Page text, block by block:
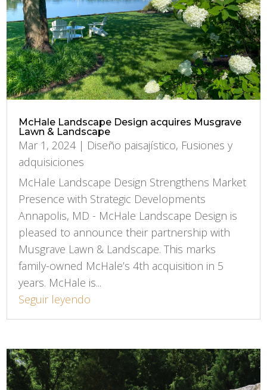
McHale Landscape Design acquires Musgrave
Lawn & Landscape
Mar 1, 2024 | Diseño paisajístico, Fusiones y
adquisiciones
McHale Landscape Design Strengthens Market
Presence with Strategic Developments
Annapolis, MD - McHale Landscape Design is
pleased to announce their partnership with
Musgrave Lawn & Landscape. This marks
family-owned McHale’s 4th acquisition in 5
years. McHale is...
Seguir leyendo